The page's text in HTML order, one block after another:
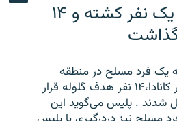
تیراندازی در تورنتو یک نفر کشته و ۱۴
یک فرد مسلح در منطقه
مرکزی تورنتو ،‌بزرگترین شهر کانادا،۱۴ نفر هدف گلوله قرار
شدند . پلیس می‌گوید این